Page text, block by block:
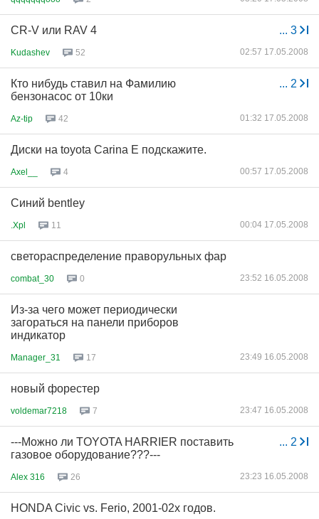
... 3
CR-V или RAV 4
Kudashev 52 02:57 17.05.2008
... 2
Кто нибудь ставил на Фамилию
бензонасос от 10ки
Az-tip 42 01:32 17.05.2008
Диски на toyota Carina E подскажите.
Axel__ 4 00:57 17.05.2008
Синий bentley
.Xpl 11 00:04 17.05.2008
светораспределение праворульных фар
combat_30 0 23:52 16.05.2008
Из-за чего может периодически
загораться на панели приборов
индикатор
Manager_31 17 23:49 16.05.2008
новый форестер
voldemar7218 7 23:47 16.05.2008
... 2
---Можно ли TOYOTA HARRIER поставить
газовое оборудование???---
Alex 316 26 23:23 16.05.2008
HONDA Civic vs. Ferio, 2001-02х годов.